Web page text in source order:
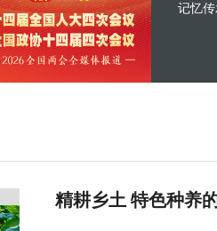
记忆传
精耕乡土 特色种养